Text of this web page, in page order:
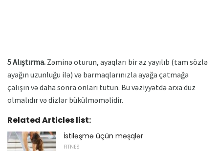
5 Alıştırma. Zəminə oturun, ayaqları bir az yayılıb (tam sözlə
ayağın uzunluğu ilə) və barmaqlarınızla ayağa çatmağa
çalışın və daha sonra onları tutun. Bu vəziyyətdə arxa düz
olmalıdır və dizlər bükülməməlidir.
Related Articles list:
İstiləşmə üçün məşqlər
FITNES